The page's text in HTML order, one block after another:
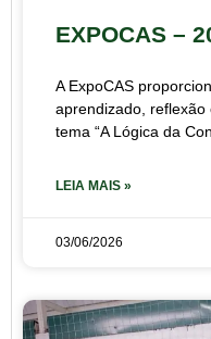
EXPOCAS –
A ExpoCAS
aprendizado,
tema “A Lógica da
LEIA MAIS »
03/06/2026